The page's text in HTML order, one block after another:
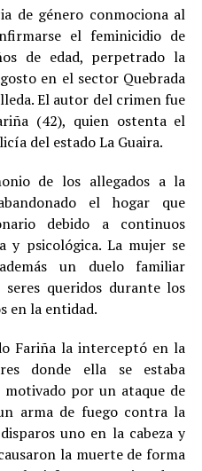
de género conmociona al
el feminicidio de
de edad, perpetrado la
en el sector Quebrada
El autor del crimen fue
(42), quien ostenta el
del estado La Guaira.
de los allegados a la
el hogar que
debido a continuos
y psicológica. La mujer se
un duelo familiar
queridos durante los
en la entidad.
Fariña la interceptó en la
donde ella se estaba
por un ataque de
arma de fuego contra la
uno en la cabeza y
la muerte de forma